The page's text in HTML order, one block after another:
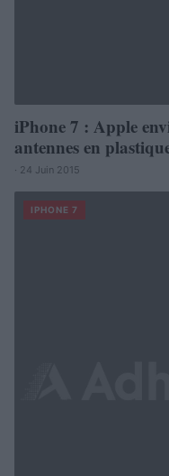
iPhone 7 : Apple
antennes en
· 24 Juin 2015
IPHONE 7